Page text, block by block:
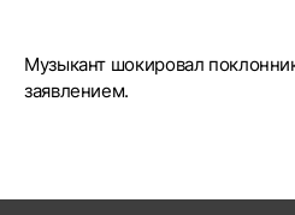
Музыкант шокировал
заявлением.